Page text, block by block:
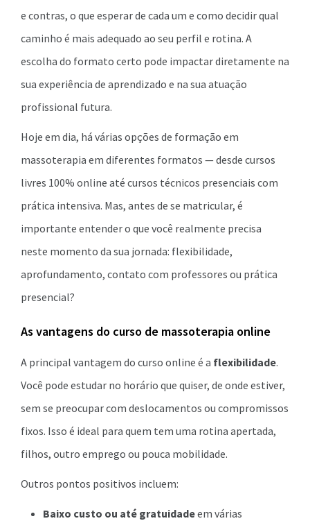
e contras, o que esperar de cada um e como decidir qual
caminho é mais adequado ao seu perfil e rotina. A
escolha do formato certo pode impactar diretamente na
sua experiência de aprendizado e na sua atuação
profissional futura.
Hoje em dia, há várias opções de formação em
massoterapia em diferentes formatos — desde cursos
livres 100% online até cursos técnicos presenciais com
prática intensiva. Mas, antes de se matricular, é
importante entender o que você realmente precisa
neste momento da sua jornada: flexibilidade,
aprofundamento, contato com professores ou prática
presencial?
As vantagens do curso de massoterapia online
A principal vantagem do curso online é a flexibilidade.
Você pode estudar no horário que quiser, de onde estiver,
sem se preocupar com deslocamentos ou compromissos
fixos. Isso é ideal para quem tem uma rotina apertada,
filhos, outro emprego ou pouca mobilidade.
Outros pontos positivos incluem:
Baixo custo ou até gratuidadeem várias